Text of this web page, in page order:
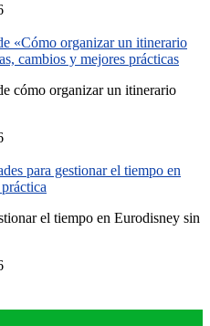
«Cómo organizar un itinerario
cambios y mejores prácticas
cómo organizar un itinerario
para gestionar el tiempo en
el tiempo en Eurodisney sin